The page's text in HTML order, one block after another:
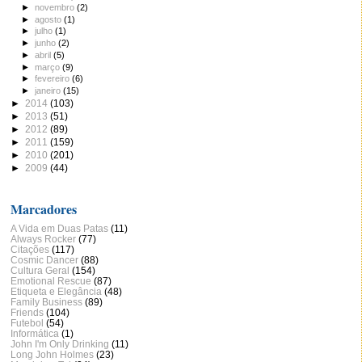
►novembro(2)
►agosto(1)
►julho(1)
►junho(2)
►abril(5)
►março(9)
►fevereiro(6)
►janeiro(15)
► 2014 (103)
► 2013 (51)
► 2012 (89)
► 2011 (159)
► 2010 (201)
► 2009 (44)
Marcadores
A Vida em Duas Patas (11)
Always Rocker (77)
Citações (117)
Cosmic Dancer (88)
Cultura Geral (154)
Emotional Rescue (87)
Etiqueta e Elegância (48)
Family Business (89)
Friends (104)
Futebol (54)
Informática (1)
John I'm Only Drinking (11)
Long John Holmes (23)